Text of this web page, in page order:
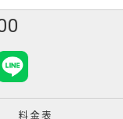
料金表